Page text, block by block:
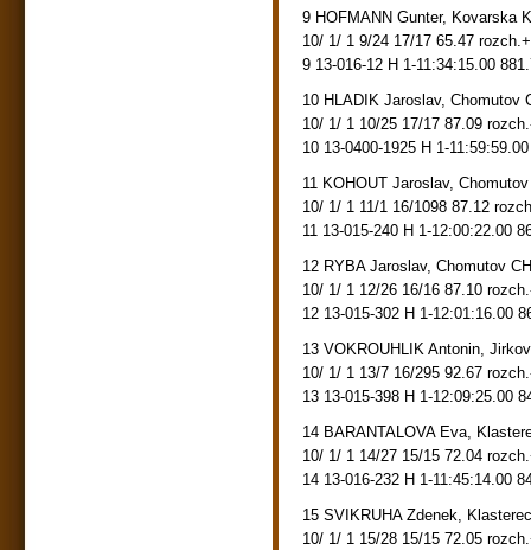
9 HOFMANN Gunter, Kovarska
10/ 1/ 1 9/24 17/17 65.47
9 13-016-12 H 1-11:34:15.00
10 HLADIK Jaroslav, Chomutov
10/ 1/ 1 10/25 17/17 87.09
10 13-0400-1925 H 1-
11 KOHOUT Jaroslav,
10/ 1/ 1 11/1 16/1098 87.12
11 13-015-240 H 1-12:00:22.00
12 RYBA Jaroslav, Chomutov CH
10/ 1/ 1 12/26 16/16 87.10
12 13-015-302 H 1-12:01:16.00
13 VOKROUHLIK Antonin,
10/ 1/ 1 13/7 16/295 92.67
13 13-015-398 H 1-12:09:25.00
14 BARANTALOVA Eva,
10/ 1/ 1 14/27 15/15 72.04
14 13-016-232 H 1-11:45:14.00
15 SVIKRUHA Zdenek,
10/ 1/ 1 15/28 15/15 72.05